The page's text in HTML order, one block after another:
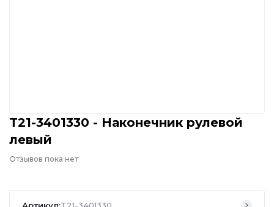
T21-3401330 - Наконечник рулевой
левый
Отзывов пока нет